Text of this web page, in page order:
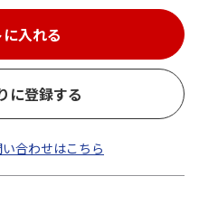
入れる
に登録する
合わせはこちら